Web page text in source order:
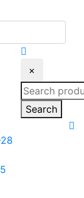
×
Search
for:
Search